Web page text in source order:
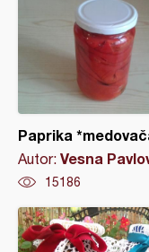
Paprika
Autor: Vesna
15186